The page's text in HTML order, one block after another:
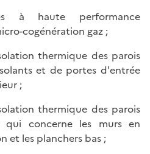
à haute performance
cogénération gaz ;
thermique des parois
et de portes d'entrée
;
thermique des parois
concerne les murs en
et les planchers bas ;